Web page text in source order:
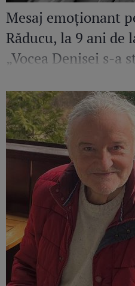
Mesaj emoționant
Răducu, la 9 ani de
„Vocea Denisei s-a